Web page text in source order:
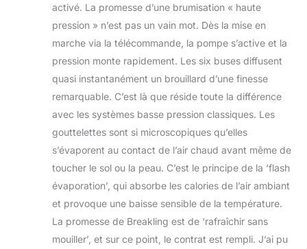
activé. La promesse d’une brumisation « haute
pression » n’est pas un vain mot. Dès la mise en
marche via la télécommande, la pompe s’active et la
pression monte rapidement. Les six buses diffusent
quasi instantanément un brouillard d’une finesse
remarquable. C’est là que réside toute la différence
avec les systèmes basse pression classiques. Les
gouttelettes sont si microscopiques qu’elles
s’évaporent au contact de l’air chaud avant même de
toucher le sol ou la peau. C’est le principe de la ‘flash
évaporation’, qui absorbe les calories de l’air ambiant
et provoque une baisse sensible de la température.
La promesse de Breakling est de ‘rafraîchir sans
mouiller’, et sur ce point, le contrat est rempli. J’ai pu